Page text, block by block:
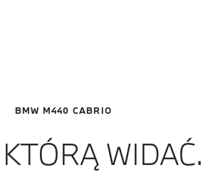
BMW M440 CABRIO
WIDAĆ.